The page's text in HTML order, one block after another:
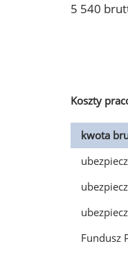
5 540
Koszty
kwota
Fundusz